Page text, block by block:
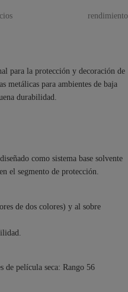
rendimiento
para la protección y decoración de
metálicas para ambientes de baja
durabilidad.
como sistema base solvente
el segmento de protección.
de dos colores) y al sobre
de película seca: Rango 56